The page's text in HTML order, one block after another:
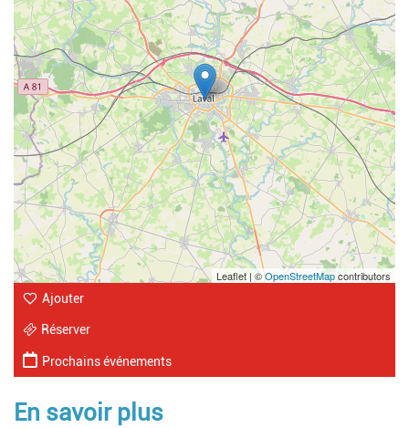
Leaflet | ©OpenStreetMapcontributors
Ajouter
Réserver
Prochains événements
En savoir plus